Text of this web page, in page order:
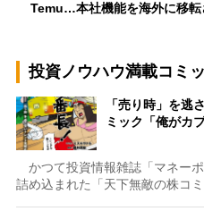
Temu…本社機能を海外に移
投資ノウハウ満載コミ
「売り時」を
ミック「俺がカ
かつて投資情報雑誌「マネー
詰め込まれた「天下無敵の株コ